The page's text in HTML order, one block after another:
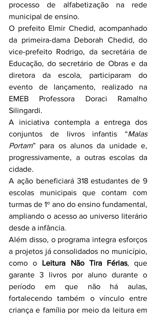
processo de alfabetização na rede
municipal de ensino.
O prefeito Elmir Chedid, acompanhado
da primeira-dama Deborah Chedid, do
vice-prefeito Rodrigo, da secretária de
Educação, do secretário de Obras e da
diretora da escola, participaram do
evento de lançamento, realizado na
EMEB Professora Doraci Ramalho
Silingardi.
A iniciativa contempla a entrega dos
conjuntos de livros infantis “Malas
Portam” para os alunos da unidade e,
progressivamente, a outras escolas da
cidade.
A ação beneficiará 318 estudantes de 9
escolas municipais que contam com
turmas de 1º ano do ensino fundamental,
ampliando o acesso ao universo literário
desde a infância.
Além disso, o programa integra esforços
a projetos já consolidados no município,
como o Leitura Não Tira Férias, que
garante 3 livros por aluno durante o
período em que não há aulas,
fortalecendo também o vínculo entre
criança e família por meio da leitura em